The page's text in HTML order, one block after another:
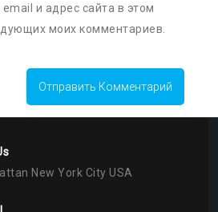
и адрес сайта в этом
моих комментариев.
New York City USA